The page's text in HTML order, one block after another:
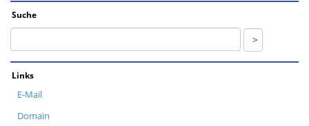
Suche
Links
E-Mail
Domain